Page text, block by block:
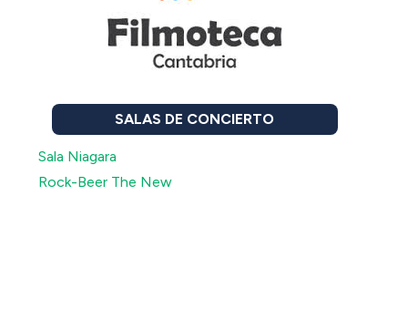
SALAS DE CONCIERTO
Sala Niagara
Rock-Beer The New